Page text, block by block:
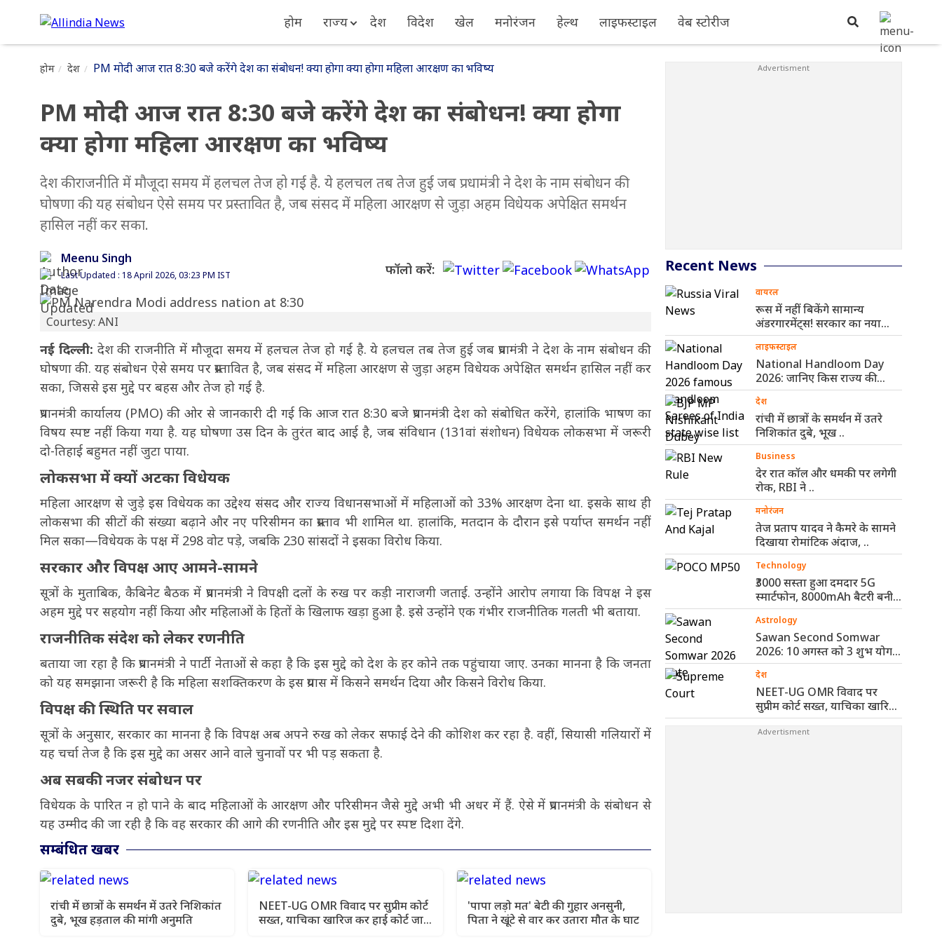
होम राज्य देश विदेश खेल मनोरंजन हेल्थ लाइफस्टाइल वेब स्टोरीज
होम देश PM मोदी आज रात 8:30 बजे करेंगे देश का संबोधन! क्या होगा क्या होगा महिला आरक्षण का भविष्य
PM मोदी आज रात 8:30 बजे करेंगे देश का संबोधन! क्या होगा
क्या होगा महिला आरक्षण का भविष्य
देश की राजनीति में मौजूदा समय में हलचल तेज हो गई है. ये हलचल तब तेज हुई जब प्रधामंत्री ने देश के नाम संबोधन की
घोषणा की. यह संबोधन ऐसे समय पर प्रस्तावित है, जब संसद में महिला आरक्षण से जुड़ा अहम विधेयक अपेक्षित समर्थन
हासिल नहीं कर सका.
Meenu Singh
Last Updated : 18 April 2026, 03:23 PM IST फॉलो करें:
Courtesy: ANI
नई दिल्ली: देश की राजनीति में मौजूदा समय में हलचल तेज हो गई है. ये हलचल तब तेज हुई जब प्रधामंत्री ने देश के नाम संबोधन की
घोषणा की. यह संबोधन ऐसे समय पर प्रस्तावित है, जब संसद में महिला आरक्षण से जुड़ा अहम विधेयक अपेक्षित समर्थन हासिल नहीं कर
सका, जिससे इस मुद्दे पर बहस और तेज हो गई है.
प्रधानमंत्री कार्यालय (PMO) की ओर से जानकारी दी गई कि आज रात 8:30 बजे प्रधानमंत्री देश को संबोधित करेंगे, हालांकि भाषण का
विषय स्पष्ट नहीं किया गया है. यह घोषणा उस दिन के तुरंत बाद आई है, जब संविधान (131वां संशोधन) विधेयक लोकसभा में जरूरी
दो-तिहाई बहुमत नहीं जुटा पाया.
लोकसभा में क्यों अटका विधेयक
महिला आरक्षण से जुड़े इस विधेयक का उद्देश्य संसद और राज्य विधानसभाओं में महिलाओं को 33% आरक्षण देना था. इसके साथ ही
लोकसभा की सीटों की संख्या बढ़ाने और नए परिसीमन का प्रस्ताव भी शामिल था. हालांकि, मतदान के दौरान इसे पर्याप्त समर्थन नहीं
मिल सका—विधेयक के पक्ष में 298 वोट पड़े, जबकि 230 सांसदों ने इसका विरोध किया.
सरकार और विपक्ष आए आमने-सामने
सूत्रों के मुताबिक, कैबिनेट बैठक में प्रधानमंत्री ने विपक्षी दलों के रुख पर कड़ी नाराजगी जताई. उन्होंने आरोप लगाया कि विपक्ष ने इस
अहम मुद्दे पर सहयोग नहीं किया और महिलाओं के हितों के खिलाफ खड़ा हुआ है. इसे उन्होंने एक गंभीर राजनीतिक गलती भी बताया.
राजनीतिक संदेश को लेकर रणनीति
बताया जा रहा है कि प्रधानमंत्री ने पार्टी नेताओं से कहा है कि इस मुद्दे को देश के हर कोने तक पहुंचाया जाए. उनका मानना है कि जनता
को यह समझाना जरूरी है कि महिला सशक्तिकरण के इस प्रयास में किसने समर्थन दिया और किसने विरोध किया.
विपक्ष की स्थिति पर सवाल
सूत्रों के अनुसार, सरकार का मानना है कि विपक्ष अब अपने रुख को लेकर सफाई देने की कोशिश कर रहा है. वहीं, सियासी गलियारों में
यह चर्चा तेज है कि इस मुद्दे का असर आने वाले चुनावों पर भी पड़ सकता है.
अब सबकी नजर संबोधन पर
विधेयक के पारित न हो पाने के बाद महिलाओं के आरक्षण और परिसीमन जैसे मुद्दे अभी भी अधर में हैं. ऐसे में प्रधानमंत्री के संबोधन से
यह उम्मीद की जा रही है कि वह सरकार की आगे की रणनीति और इस मुद्दे पर स्पष्ट दिशा देंगे.
सम्बंधित खबर
रांची में छात्रों के समर्थन में उतरे निशिकांत
दुबे, भूख हड़ताल की मांगी अनुमति
NEET-UG OMR विवाद पर सुप्रीम कोर्ट
सख्त, याचिका खारिज कर हाई कोर्ट जाने
'पापा लड़ो मत' बेटी की गुहार अनसुनी,
पिता ने खूंटे से वार कर उतारा मौत के घाट
Recent News
वायरल
रूस में नहीं बिकेंगे सामान्य
अंडरगारमेंट्स! सरकार का नया
नियम ..
लाइफस्टाइल
National Handloom Day
2026: जानिए किस राज्य की
कौन-सी हैंडलूम ..
देश
रांची में छात्रों के समर्थन में उतरे
निशिकांत दुबे, भूख ..
Business
देर रात कॉल और धमकी पर लगेगी
रोक, RBI ने ..
मनोरंजन
तेज प्रताप यादव ने कैमरे के सामने
दिखाया रोमांटिक अंदाज, ..
Technology
₹3000 सस्ता हुआ दमदार 5G
स्मार्टफोन, 8000mAh बैटरी बनी
सबसे ..
Astrology
Sawan Second Somwar
2026: 10 अगस्त को 3 शुभ योग,
..
देश
NEET-UG OMR विवाद पर
सुप्रीम कोर्ट सख्त, याचिका खारिज
कर ..